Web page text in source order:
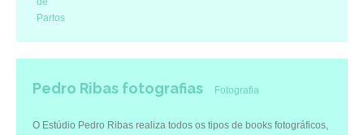
Pedro Ribas fotografias Fotografia
O Estúdio Pedro Ribas realiza todos os tipos de books fotográficos,